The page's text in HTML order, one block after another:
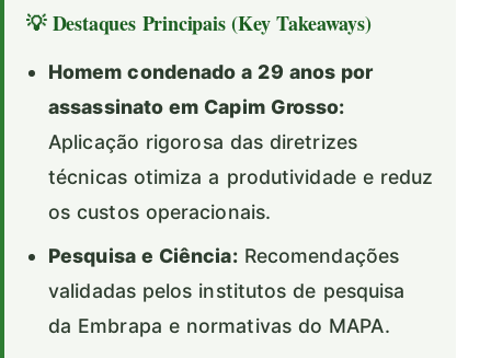
💡 Destaques Principais (Key Takeaways)
Homem condenado a 29 anos por
assassinato em Capim Grosso:
Aplicação rigorosa das diretrizes
técnicas otimiza a produtividade e reduz
os custos operacionais.
Pesquisa e Ciência:Recomendações
validadas pelos institutos de pesquisa
da Embrapa e normativas do MAPA.